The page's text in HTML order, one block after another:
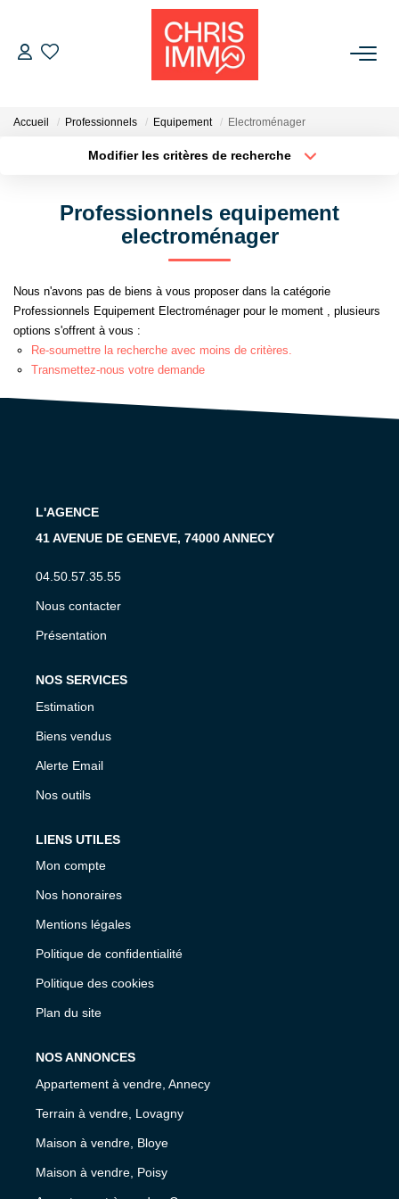
BIENS VENDUS
L'AGENCE
Présentation De L'agence
L'équipe
Accueil Professionnels Equipement Electroménager
Modifier les critères de recherche
Budget max
Professionnels equipement
electroménager
Nous n'avons pas de biens à vous proposer dans la catégorie
Professionnels Equipement Electroménager pour le moment , plusieurs
options s'offrent à vous :
Re-soumettre la recherche avec moins de critères.
Transmettez-nous votre demande
L'AGENCE
41 AVENUE DE GENEVE, 74000 ANNECY
04.50.57.35.55
Nous contacter
Présentation
NOS SERVICES
Estimation
Biens vendus
Alerte Email
Nos outils
LIENS UTILES
Mon compte
Nos honoraires
Mentions légales
Politique de confidentialité
Politique des cookies
Plan du site
NOS ANNONCES
Appartement à vendre, Annecy
Terrain à vendre, Lovagny
Maison à vendre, Bloye
Maison à vendre, Poisy